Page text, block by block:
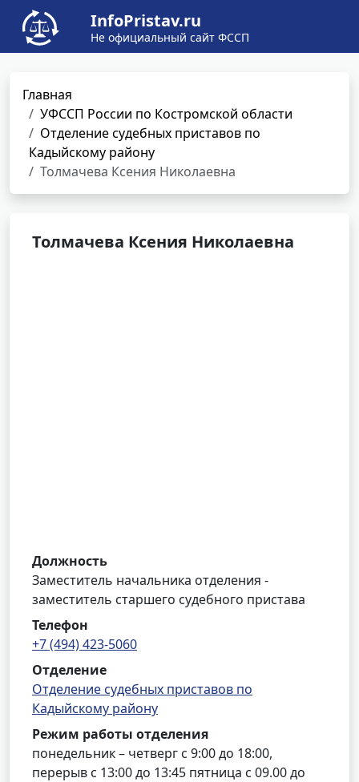
InfoPristav.ru
Не официальный сайт ФССП
Главная
УФССП России по Костромской области
Отделение судебных приставов по
Кадыйскому району
Толмачева Ксения Николаевна
Толмачева Ксения Николаевна
Должность
Заместитель начальника отделения -
заместитель старшего судебного пристава
Телефон
+7 (494) 423-5060
Отделение
Отделение судебных приставов по
Кадыйскому району
Режим работы отделения
понедельник – четверг с 9:00 до 18:00,
перерыв с 13:00 до 13:45 пятница с 09.00 до